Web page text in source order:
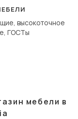
дугообразной
высокоточное
ГОСТы
мебели в